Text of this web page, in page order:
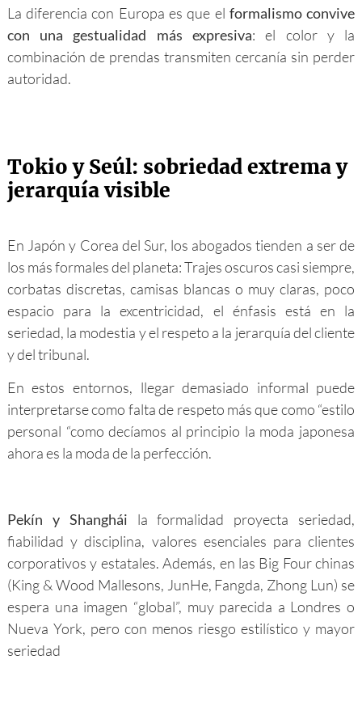
La diferencia con Europa es que el formalismo convive
con una gestualidad más expresiva: el color y la
combinación de prendas transmiten cercanía sin perder
autoridad.
Tokio y Seúl: sobriedad extrema y
jerarquía visible
En Japón y Corea del Sur, los abogados tienden a ser de
los más formales del planeta: Trajes oscuros casi siempre,
corbatas discretas, camisas blancas o muy claras, poco
espacio para la excentricidad, el énfasis está en la
seriedad, la modestia y el respeto a la jerarquía del cliente
y del tribunal.
En estos entornos, llegar demasiado informal puede
interpretarse como falta de respeto más que como “estilo
personal “como decíamos al principio la moda japonesa
ahora es la moda de la perfección.
Pekín y Shanghái la formalidad proyecta seriedad,
fiabilidad y disciplina, valores esenciales para clientes
corporativos y estatales. Además, en las Big Four chinas
(King & Wood Mallesons, JunHe, Fangda, Zhong Lun) se
espera una imagen “global”, muy parecida a Londres o
Nueva York, pero con menos riesgo estilístico y mayor
seriedad